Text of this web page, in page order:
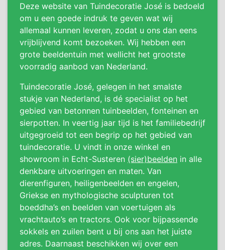
Deze website van Tuindecoratie José is bedoeld
om u een goede indruk te geven wat wij
allemaal kunnen leveren, zodat u ons dan eens
vrijblijvend komt bezoeken. Wij hebben een
grote beeldentuin met wellicht het grootste
voorradig aanbod van Nederland.
Tuindecoratie José, gelegen in het smalste
stukje van Nederland, is dé specialist op het
gebied van betonnen tuinbeelden, fonteinen en
sierpotten. In veertig jaar tijd is het familiebedrijf
uitgegroeid tot een begrip op het gebied van
tuindecoratie. U vindt in onze winkel en
showroom in Echt-Susteren (sier)beelden in alle
denkbare uitvoeringen en maten. Van
dierenfiguren, heiligenbeelden en engelen,
Griekse en mythologische sculpturen tot
boeddha’s en beelden van voertuigen als
vrachtauto’s en tractors. Ook voor bijpassende
sokkels en zuilen bent u bij ons aan het juiste
adres. Daarnaast beschikken wij over een